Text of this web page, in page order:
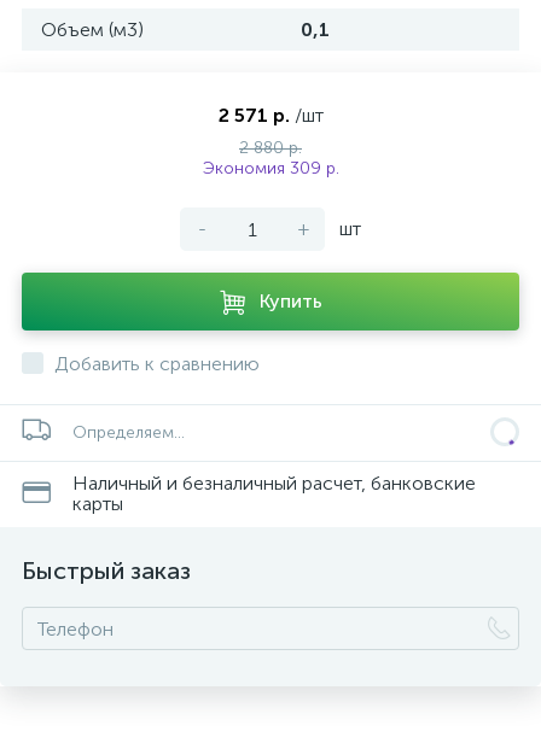
Объем (м3)
0,1
2 571 р. /шт
2 880 р.
Экономия 309 р.
- + шт
Купить
Добавить к сравнению
Определяем...
Наличный и безналичный расчет, банковские
карты
Быстрый заказ